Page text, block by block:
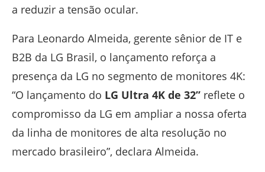
a reduzir a tensão ocular.
Para Leonardo Almeida, gerente sênior de IT e
B2B da LG Brasil, o lançamento reforça a
presença da LG no segmento de monitores 4K:
“O lançamento do LG Ultra 4K de 32’’ reflete o
compromisso da LG em ampliar a nossa oferta
da linha de monitores de alta resolução no
mercado brasileiro”, declara Almeida.